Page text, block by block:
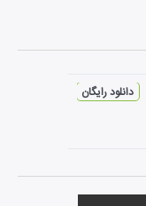
دانلود رایگان